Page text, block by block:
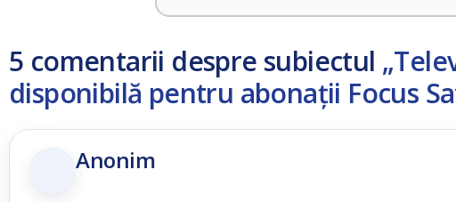
5 comentarii despre subiectul
disponibilă pentru abonații Focus
Anonim